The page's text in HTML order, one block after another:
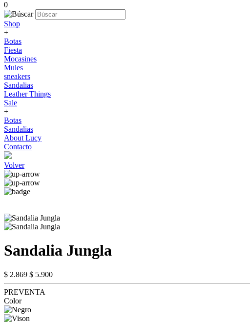
0
Shop
+
Botas
Fiesta
Mocasines
Mules
sneakers
Sandalias
Leather Things
Sale
+
Botas
Sandalias
About Lucy
Contacto
Volver
Sandalia Jungla
$ 2.869 $ 5.900
PREVENTA
Color